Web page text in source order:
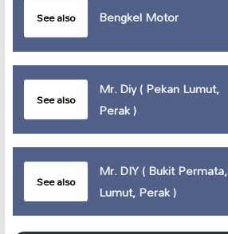
See also Bengkel Motor
See also
Mr. Diy ( Pekan Lumut,
Perak )
See also
Mr. DIY ( Bukit Permata,
Lumut, Perak )